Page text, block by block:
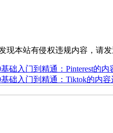
现本站有侵权违规内容，请
础入门到精通：Pinterest的
础入门到精通：Tiktok的内